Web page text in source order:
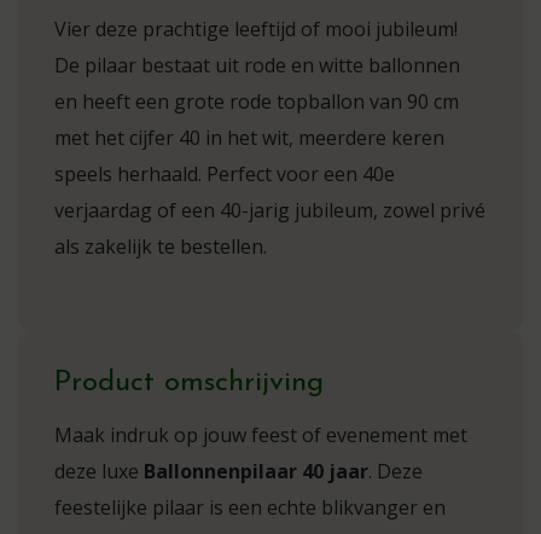
Vier deze prachtige leeftijd of mooi jubileum!
De pilaar bestaat uit rode en witte ballonnen
en heeft een grote rode topballon van 90 cm
met het cijfer 40 in het wit, meerdere keren
speels herhaald. Perfect voor een 40e
verjaardag of een 40-jarig jubileum, zowel privé
als zakelijk te bestellen.
Product omschrijving
Maak indruk op jouw feest of evenement met
deze luxe Ballonnenpilaar 40 jaar. Deze
feestelijke pilaar is een echte blikvanger en